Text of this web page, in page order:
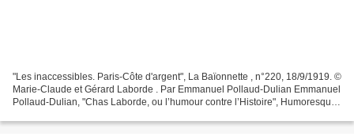
"Les inaccessibles. Paris-Côte d'argent", La Baïonnette , n°220, 18/9/1919. ©
Marie-Claude et Gérard Laborde . Par Emmanuel Pollaud-Dulian Emmanuel
Pollaud-Dulian, "Chas Laborde, ou l’humour contre l’Histoire", Humoresques